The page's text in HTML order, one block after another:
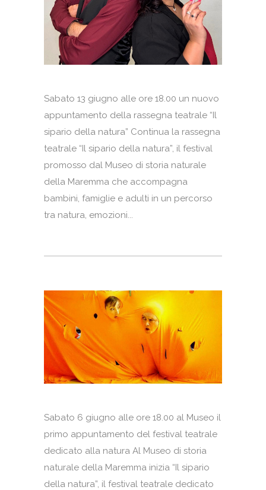
Sabato 13 giugno alle ore 18.00 un nuovo
appuntamento della rassegna teatrale “Il
sipario della natura” Continua la rassegna
teatrale “Il sipario della natura”, il festival
promosso dal Museo di storia naturale
della Maremma che accompagna
bambini, famiglie e adulti in un percorso
tra natura, emozioni...
Sabato 6 giugno alle ore 18.00 al Museo il
primo appuntamento del festival teatrale
dedicato alla natura Al Museo di storia
naturale della Maremma inizia “Il sipario
della natura”, il festival teatrale dedicato